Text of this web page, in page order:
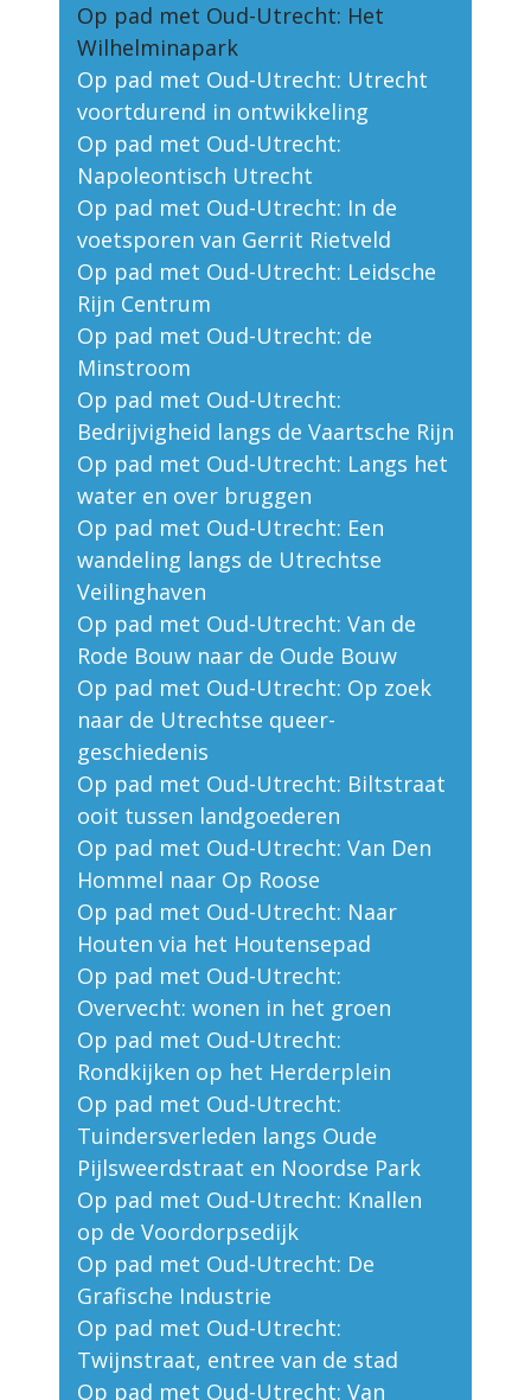
Op pad met Oud-Utrecht: Het
Wilhelminapark
Op pad met Oud-Utrecht: Utrecht
voortdurend in ontwikkeling
Op pad met Oud-Utrecht:
Napoleontisch Utrecht
Op pad met Oud-Utrecht: In de
voetsporen van Gerrit Rietveld
Op pad met Oud-Utrecht: Leidsche
Rijn Centrum
Op pad met Oud-Utrecht: de
Minstroom
Op pad met Oud-Utrecht:
Bedrijvigheid langs de Vaartsche Rijn
Op pad met Oud-Utrecht: Langs het
water en over bruggen
Op pad met Oud-Utrecht: Een
wandeling langs de Utrechtse
Veilinghaven
Op pad met Oud-Utrecht: Van de
Rode Bouw naar de Oude Bouw
Op pad met Oud-Utrecht: Op zoek
naar de Utrechtse queer-
geschiedenis
Op pad met Oud-Utrecht: Biltstraat
ooit tussen landgoederen
Op pad met Oud-Utrecht: Van Den
Hommel naar Op Roose
Op pad met Oud-Utrecht: Naar
Houten via het Houtensepad
Op pad met Oud-Utrecht:
Overvecht: wonen in het groen
Op pad met Oud-Utrecht:
Rondkijken op het Herderplein
Op pad met Oud-Utrecht:
Tuindersverleden langs Oude
Pijlsweerdstraat en Noordse Park
Op pad met Oud-Utrecht: Knallen
op de Voordorpsedijk
Op pad met Oud-Utrecht: De
Grafische Industrie
Op pad met Oud-Utrecht:
Twijnstraat, entree van de stad
Op pad met Oud-Utrecht: Van